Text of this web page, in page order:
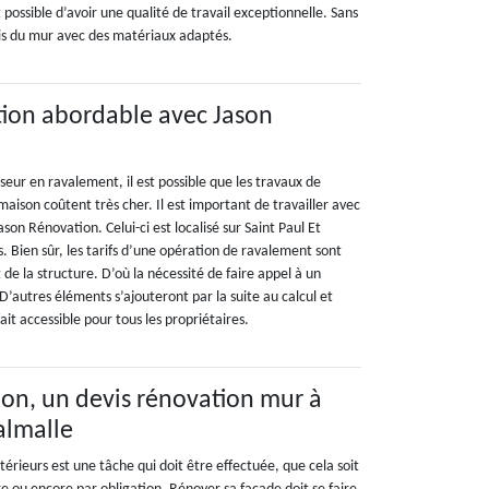
d’avoir une qualité de travail exceptionnelle. Sans
du mur avec des matériaux adaptés.
abordable avec Jason
en ravalement, il est possible que les travaux de
coûtent très cher. Il est important de travailler avec
Rénovation. Celui-ci est localisé sur Saint Paul Et
Bien sûr, les tarifs d’une opération de ravalement sont
la structure. D’où la nécessité de faire appel à un
éléments s’ajouteront par la suite au calcul et
accessible pour tous les propriétaires.
un devis rénovation mur à
est une tâche qui doit être effectuée, que cela soit